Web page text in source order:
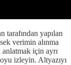
yapılan
verimin alınma
için ayrı
izleyin. Altyazıyı